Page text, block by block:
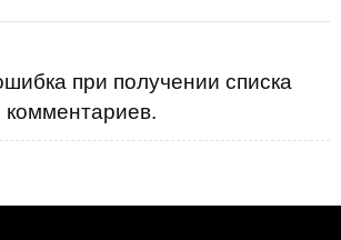
при получении списка
комментариев.